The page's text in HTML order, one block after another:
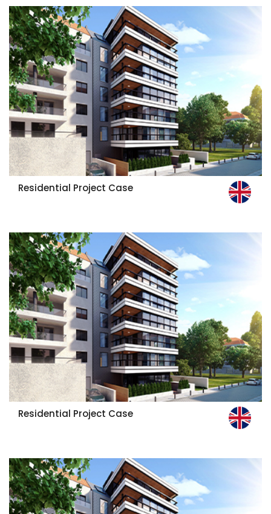
Residential Project Case
Residential Project Case